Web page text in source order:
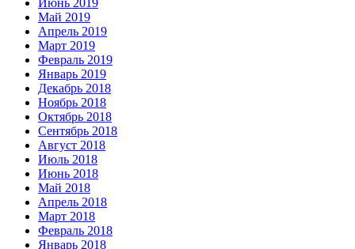
Май 2019
Апрель 2019
Март 2019
Февраль 2019
Январь 2019
Декабрь 2018
Ноябрь 2018
Октябрь 2018
Сентябрь 2018
Август 2018
Июль 2018
Июнь 2018
Май 2018
Апрель 2018
Март 2018
Февраль 2018
Январь 2018